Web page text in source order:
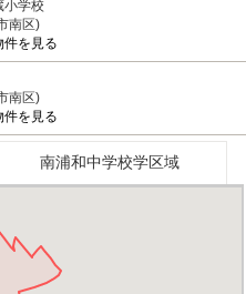
小学校
南区)
件を見る
南区)
件を見る
南浦和中学校学区域